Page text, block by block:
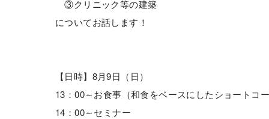
③クリニック等の建築
についてお話します！
【日時】8月9日（日）
13：00～お食事（和食をベースにしたショートコ
14：00～セミナー